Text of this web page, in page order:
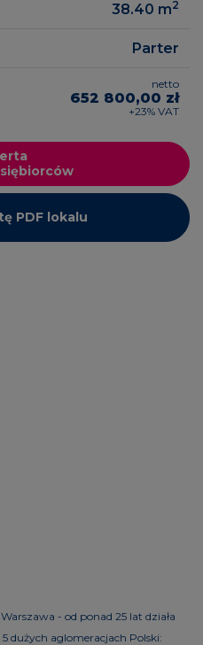
38.40 m2
Parter
netto
652 800,00 zł
+23% VAT
PDF lokalu
- od ponad 25 lat działa
dużych aglomeracjach Polski: